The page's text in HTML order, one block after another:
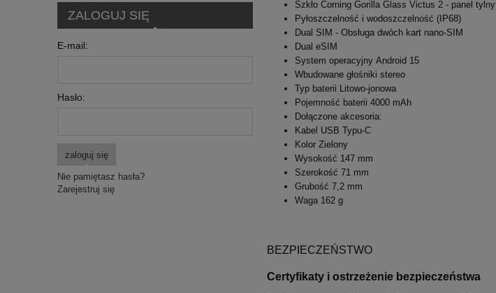
ZALOGUJ SIĘ
E-mail:
Hasło:
zaloguj się
Nie pamiętasz hasła?
Zarejestruj się
Szkło Corning Gorilla Glass Victus 2 - panel tylny
Pyłoszczelność i wodoszczelność (IP68)
Dual SIM - Obsługa dwóch kart nano-SIM
Dual eSIM
System operacyjny Android 15
Wbudowane głośniki stereo
Typ baterii Litowo-jonowa
Pojemność baterii 4000 mAh
Dołączone akcesoria:
Kabel USB Typu-C
Kolor Zielony
Wysokość 147 mm
Szerokość 71 mm
Grubość 7,2 mm
Waga 162 g
BEZPIECZEŃSTWO
Certyfikaty i ostrzeżenie bezpieczeństwa